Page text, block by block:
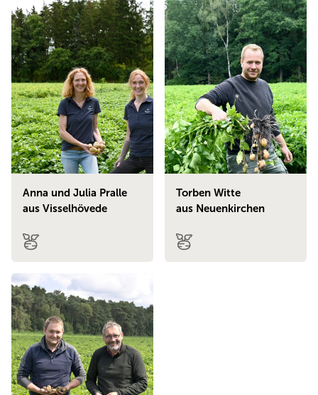
Anna und Julia Pralle
aus Visselhövede
Torben Witte
aus Neuenkirchen